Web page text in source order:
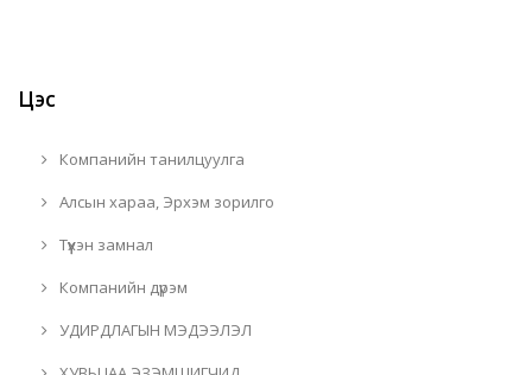
Цэс
Компанийн танилцуулга
Алсын хараа, Эрхэм зорилго
Түүхэн замнал
Компанийн дүрэм
УДИРДЛАГЫН МЭДЭЭЛЭЛ